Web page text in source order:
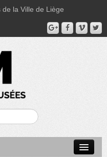
la Ville de Liège